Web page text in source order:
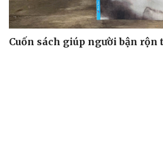
Cuốn sách giúp người bận